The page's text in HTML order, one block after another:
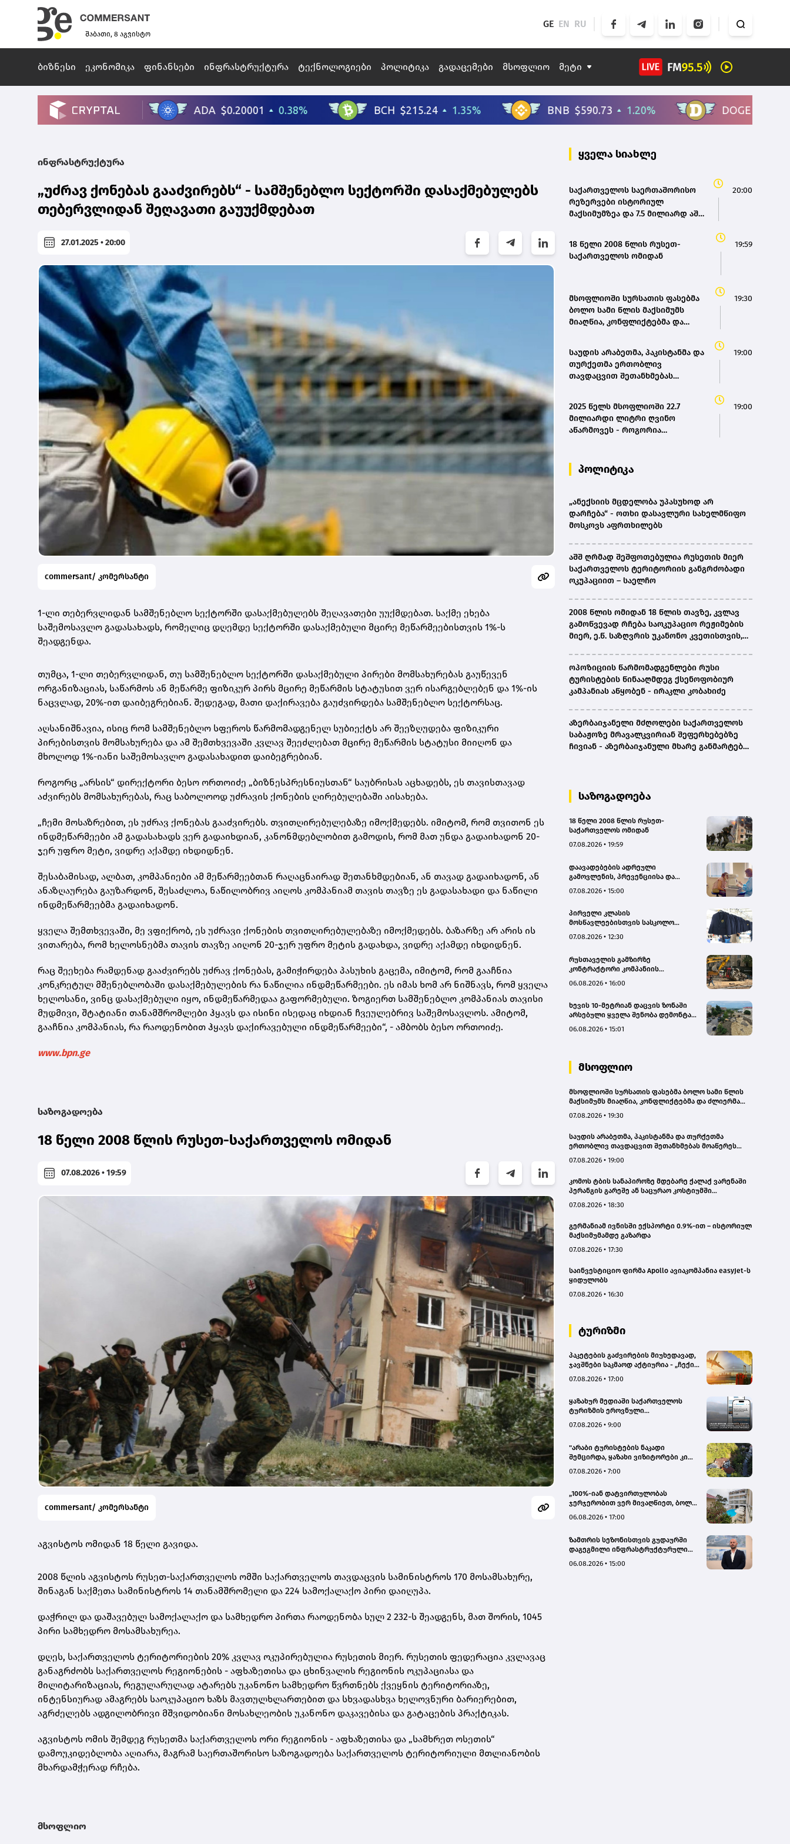
შაბათი, 8 აგვისტო
GE EN RU
ბიზნესი ეკონომიკა ფინანსები ინფრასტრუქტურა ტექნოლოგიები პოლიტიკა გადაცემები მსოფლიო მეტი
ინფრასტრუქტურა
„უძრავ ქონებას გააძვირებს“ - სამშენებლო სექტორში დასაქმებულებს
თებერვლიდან შეღავათი გაუუქმდებათ
27.01.2025 • 20:00
commersant/ კომერსანტი
1-ლი თებერვლიდან სამშენებლო სექტორში დასაქმებულებს შეღავათები უუქმდებათ. საქმე ეხება
საშემოსავლო გადასახადს, რომელიც დღემდე სექტორში დასაქმებული მცირე მეწარმეებისთვის 1%-ს
შეადგენდა.
თუმცა, 1-ლი თებერვლიდან, თუ სამშენებლო სექტორში დასაქმებული პირები მომსახურებას გაუწევენ
ორგანიზაციას, საწარმოს ან მეწარმე ფიზიკურ პირს მცირე მეწარმის სტატუსით ვერ ისარგებლებენ და 1%-ის
ნაცვლად, 20%-ით დაიბეგრებიან. შედეგად, მათი დაქირავება გაუძვირდება სამშენებლო სექტორსაც.
აღსანიშნავია, ისიც რომ სამშენებლო სფეროს წარმომადგენელ სუბიექტს არ შეეზღუდება ფიზიკური
პირებისთვის მომსახურება და ამ შემთხვევაში კვლავ შეეძლებათ მცირე მეწარმის სტატუსი მიიღონ და
მხოლოდ 1%-იანი საშემოსავლო გადასახადით დაიბეგრებიან.
როგორც „არსის“ დირექტორი ბესო ორთოიძე „ბიზნესპრესნიუსთან“ საუბრისას აცხადებს, ეს თავისთავად
აძვირებს მომსახურებას, რაც საბოლოოდ უძრავის ქონების ღირებულებაში აისახება.
„ჩემი მოსაზრებით, ეს უძრავ ქონებას გააძვირებს. თვითღირებულებაზე იმოქმედებს. იმიტომ, რომ თვითონ ეს
ინდმეწარმეები ამ გადასახადს ვერ გადაიხდიან, კანონმდებლობით გამოდის, რომ მათ უნდა გადაიხადონ 20-
ჯერ უფრო მეტი, ვიდრე აქამდე იხდიდნენ.
შესაბამისად, ალბათ, კომპანიები ამ მეწარმეებთან რაღაცნაირად შეთანხმდებიან, ან თავად გადაიხადონ, ან
ანაზღაურება გაუზარდონ, შესაძლოა, ნაწილობრივ აიღოს კომპანიამ თავის თავზე ეს გადასახადი და ნაწილი
ინდმეწარმეებმა გადაიხადონ.
ყველა შემთხვევაში, მე ვფიქრობ, ეს უძრავი ქონების თვითღირებულებაზე იმოქმედებს. ბაზარზე არ არის ის
ვითარება, რომ ხელოსნებმა თავის თავზე აიღონ 20-ჯერ უფრო მეტის გადახდა, ვიდრე აქამდე იხდიდნენ.
რაც შეეხება რამდენად გააძვირებს უძრავ ქონებას, გამიჭირდება პასუხის გაცემა, იმიტომ, რომ გააჩნია
კონკრეტულ მშენებლობაში დასაქმებულების რა ნაწილია ინდმეწარმეები. ეს იმას ხომ არ ნიშნავს, რომ ყველა
ხელოსანი, ვინც დასაქმებული იყო, ინდმეწარმედაა გაფორმებული. ზოგიერთ სამშენებლო კომპანიას თავისი
მუდმივი, შტატიანი თანამშრომლები ჰყავს და ისინი ისედაც იხდიან ჩვეულებრივ საშემოსავლოს. ამიტომ,
გააჩნია კომპანიას, რა რაოდენობით ჰყავს დაქირავებული ინდმეწარმეები“, - ამბობს ბესო ორთოიძე.
www.bpn.ge
საზოგადოება
18 წელი 2008 წლის რუსეთ-საქართველოს ომიდან
07.08.2026 • 19:59
commersant/ კომერსანტი
აგვისტოს ომიდან 18 წელი გავიდა.
2008 წლის აგვისტოს რუსეთ-საქართველოს ომში საქართველოს თავდაცვის სამინისტროს 170 მოსამსახურე,
შინაგან საქმეთა სამინისტროს 14 თანამშრომელი და 224 სამოქალაქო პირი დაიღუპა.
დაჭრილ და დაშავებულ სამოქალაქო და სამხედრო პირთა რაოდენობა სულ 2 232-ს შეადგენს, მათ შორის, 1045
პირი სამხედრო მოსამსახურეა.
დღეს, საქართველოს ტერიტორიების 20% კვლავ ოკუპირებულია რუსეთის მიერ. რუსეთის ფედერაცია კვლავაც
განაგრძობს საქართველოს რეგიონების - აფხაზეთისა და ცხინვალის რეგიონის ოკუპაციასა და
მილიტარიზაციას, რეგულარულად ატარებს უკანონო სამხედრო წვრთნებს ქვეყნის ტერიტორიაზე,
ინტენსიურად ამაგრებს საოკუპაციო ხაზს მავთულხლართებით და სხვადასხვა ხელოვნური ბარიერებით,
აგრძელებს ადგილობრივი მშვიდობიანი მოსახლეობის უკანონო დაკავებისა და გატაცების პრაქტიკას.
აგვისტოს ომის შემდეგ რუსეთმა საქართველოს ორი რეგიონის - აფხაზეთისა და „სამხრეთ ოსეთის“
დამოუკიდებლობა აღიარა, მაგრამ საერთაშორისო საზოგადოება საქართველოს ტერიტორიული მთლიანობის
მხარდამჭერად რჩება.
მსოფლიო
ყველა სიახლე
საქართველოს საერთაშორისო
რეზერვები ისტორიულ
მაქსიმუმზეა და 7.5 მილიარდ აშშ
20:00
18 წელი 2008 წლის რუსეთ-
საქართველოს ომიდან
19:59
მსოფლიოში სურსათის ფასებმა
ბოლო სამი წლის მაქსიმუმს
მიაღწია, კონფლიქტებმა და
„გარდიანი“
19:30
საუდის არაბეთმა, პაკისტანმა და
თურქეთმა ერთობლივ
თავდაცვით შეთანხმებას
19:00
2025 წელს მსოფლიოში 22.7
მილიარდი ლიტრი ღვინო
აწარმოვეს - როგორია
19:00
პოლიტიკა
„ანექსიის მცდელობა უპასუხოდ არ
დარჩება“ - ოთხი დასავლური სახელმწიფო
მოსკოვს აფრთხილებს
აშშ ღრმად შეშფოთებულია რუსეთის მიერ
საქართველოს ტერიტორიის განგრძობადი
ოკუპაციით – საელჩო
2008 წლის ომიდან 18 წლის თავზე, კვლავ
გამოწვევად რჩება საოკუპაციო რეჟიმების
მიერ, ე.წ. საზღვრის უკანონო კვეთისთვის,
ენაზე განათლების ხელმისაწვდომობა-
სახალხო დამცველი
ოპოზიციის წარმომადგენლები რუსი
ტურისტების წინააღმდეგ ქსენოფობიურ
კამპანიას აწყობენ - ირაკლი კობახიძე
აზერბაიჯანელი მძღოლები საქართველოს
საბაჟოზე მრავალკვირიან შეფერხებებზე
ჩივიან - აზერბაიჯანული მხარე განმარტებას
საზოგადოება
18 წელი 2008 წლის რუსეთ-
საქართველოს ომიდან
07.08.2026 • 19:59
დაავადებების ადრეული
გამოვლენის, პრევენციისა და
მომსახურებაზე ხელმისაწვდომობის
დედოფლისწყაროში, სამედიცინო
სკრინინგი გაიმართა – ჯანდაცვის
სამინისტრო
07.08.2026 • 15:00
პირველი კლასის
მოსწავლეებისთვის სასკოლო
სექტემბრის პერიოდში
07.08.2026 • 12:30
რუსთაველის გამზირზე
კონტრაქტორი კომპანიის
ახლოს იმოძრავა, რამაც ნიადაგის
გამოიწვია, გადაბრუნდა
ავტომანქანა - თვითმცლელში
იმყოფებოდა მცირეწლოვანი ბავშვი
06.08.2026 • 16:00
ხევის 10-მეტრიან დაცვის ზონაში
არსებული ყველა შენობა დემონტაჟს
06.08.2026 • 15:01
მსოფლიო
მსოფლიოში სურსათის ფასებმა ბოლო სამი წლის
მაქსიმუმს მიაღწია, კონფლიქტებმა და ძლიერმა
„გარდიანი“
07.08.2026 • 19:30
საუდის არაბეთმა, პაკისტანმა და თურქეთმა
ერთობლივ თავდაცვით შეთანხმებას მოაწერეს
07.08.2026 • 19:00
კომოს ტბის სანაპიროზე მდებარე ქალაქ ვარენაში
პერანგის გარეშე ან საცურაო კოსტიუმში
მოუწევთ
07.08.2026 • 18:30
გერმანიამ ივნისში ექსპორტი 0.9%-ით – ისტორიულ
მაქსიმუმამდე გაზარდა
07.08.2026 • 17:30
საინვესტიციო ფირმა Apollo ავიაკომპანია easyJet-ს
ყიდულობს
07.08.2026 • 16:30
ტურიზმი
პაკეტების გაძვირების მიუხედავად,
ჯავშნები საკმაოდ აქტიურია - „ჩექინ
07.08.2026 • 17:00
ყაზახურ მედიაში საქართველოს
ტურიზმის ეროვნული
კამპანიის ფარგლებში სტატიები
07.08.2026 • 9:00
"არაბი ტურისტების ნაკადი
შემცირდა, ყაზახი ვიზიტორები კი
Hotel
07.08.2026 • 7:00
„100%-იან დატვირთულობას
ჯერჯერობით ვერ მივაღწიეთ, ბოლო
გაუქმდა“ - Kobuleti Beach Club
06.08.2026 • 17:00
ზამთრის სეზონისთვის გუდაურში
დაგეგმილი ინფრასტრუქტურული
გუდაურის ტურისტული
06.08.2026 • 15:00